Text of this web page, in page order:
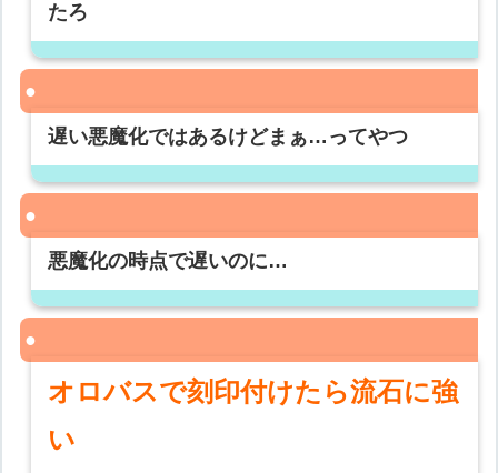
たろ
遅い悪魔化ではあるけどまぁ…ってやつ
悪魔化の時点で遅いのに…
オロバスで刻印付けたら流石に強
い